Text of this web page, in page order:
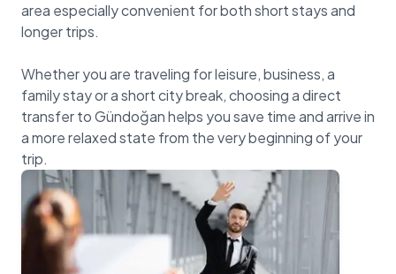
area especially convenient for both short stays and
longer trips.
Whether you are traveling for leisure, business, a
family stay or a short city break, choosing a direct
transfer to Gündoğan helps you save time and arrive in
a more relaxed state from the very beginning of your